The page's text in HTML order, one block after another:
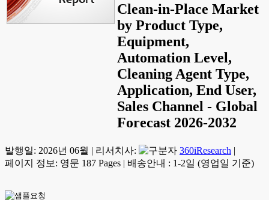
Clean-in-Place Market
by Product Type,
Equipment,
Automation Level,
Cleaning Agent Type,
Application, End User,
Sales Channel - Global
Forecast 2026-2032
발행일: 2026년 06월 | 리서치사: 360iResearch |
페이지 정보: 영문 187 Pages | 배송안내 : 1-2일 (영업일 기준)